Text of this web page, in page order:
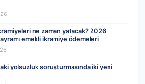
ne zaman yatacak? 2026
emekli ikramiye ödemeleri
yolsuzluk soruşturmasında iki yeni